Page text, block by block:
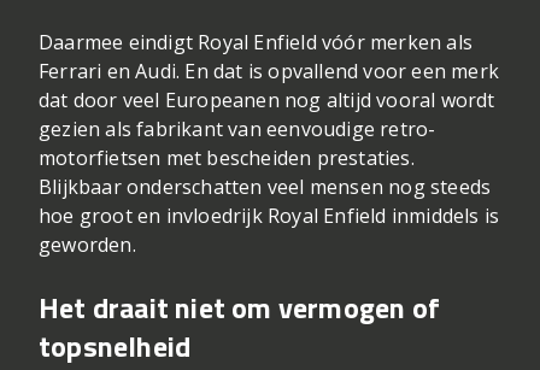
Daarmee eindigt Royal Enfield vóór merken als
Ferrari enAudi. En dat is opvallend voor een merk
dat door veel Europeanen nog altijd vooral wordt
gezien als fabrikant van eenvoudige retro-
motorfietsen met bescheiden prestaties.
Blijkbaar onderschatten veel mensen nog steeds
hoe groot en invloedrijk Royal Enfield inmiddels is
geworden.
Het draait niet om vermogen of
topsnelheid